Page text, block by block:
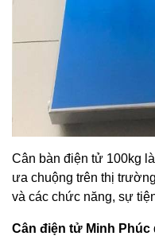
Cân bàn điện tử 100kg
ưa chuộng trên thị
và các chức năng, sự
Cân điện tử Minh Phúc